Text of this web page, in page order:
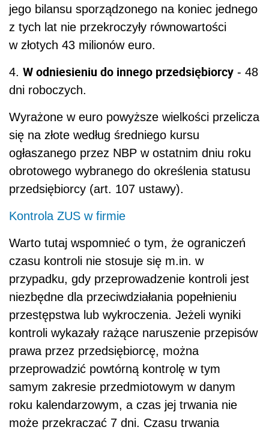
jego bilansu sporządzonego na koniec jednego
z tych lat nie przekroczyły równowartości
w złotych 43 milionów euro.
4. W odniesieniu do innego przedsiębiorcy - 48
dni roboczych.
Wyrażone w euro powyższe wielkości przelicza
się na złote według średniego kursu
ogłaszanego przez NBP w ostatnim dniu roku
obrotowego wybranego do określenia statusu
przedsiębiorcy (art. 107 ustawy).
Kontrola ZUS w firmie
Warto tutaj wspomnieć o tym, że ograniczeń
czasu kontroli nie stosuje się m.in. w
przypadku, gdy przeprowadzenie kontroli jest
niezbędne dla przeciwdziałania popełnieniu
przestępstwa lub wykroczenia. Jeżeli wyniki
kontroli wykazały rażące naruszenie przepisów
prawa przez przedsiębiorcę, można
przeprowadzić powtórną kontrolę w tym
samym zakresie przedmiotowym w danym
roku kalendarzowym, a czas jej trwania nie
może przekraczać 7 dni. Czasu trwania